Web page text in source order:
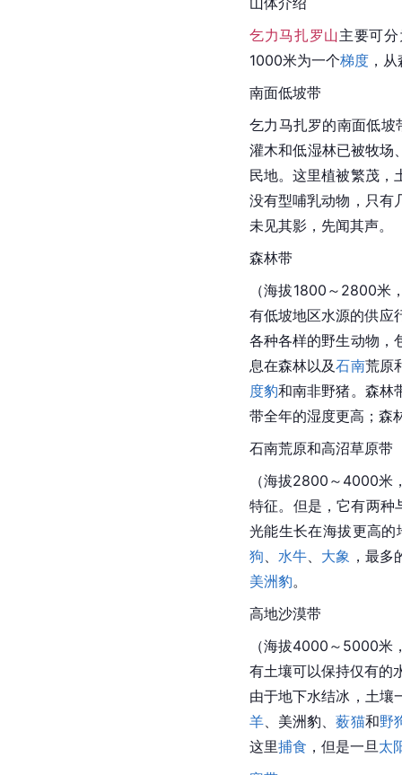
乞力马扎罗山主要可
1000米为一个梯度 ，
南面低坡带
乞力马扎罗的南面低坡
灌木和低湿林已被牧场
民地。这里植被繁茂，
没有型哺乳动物 ，只
未见其影，先闻其声。
森林带
（海拔1800～2800
有低坡地区水源的供应
各种各样的野生动物，
息在森林以及石南荒原
度豹和南非野猪。森林
带全年的湿度更高；
石南荒原和高沼草原带
（海拔2800～4000米
特征。但是，它有两种
光能生长在海拔更高
狗、水牛、 大象 ，最多
美洲豹。
高地沙漠带
（海拔4000～5000米
有土壤可以保持仅有的
由于地下水结冰，土壤
羊、 美洲豹、薮猫和野
这里捕食 ，但是一旦太